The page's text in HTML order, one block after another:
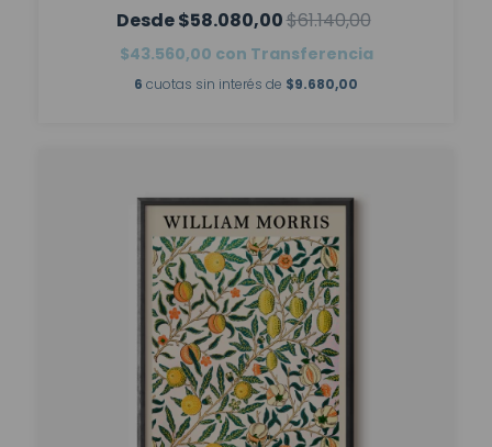
$58.080,00$61.140,00
$43.560,00 con Transferencia
6 cuotas sin interés de $9.680,00